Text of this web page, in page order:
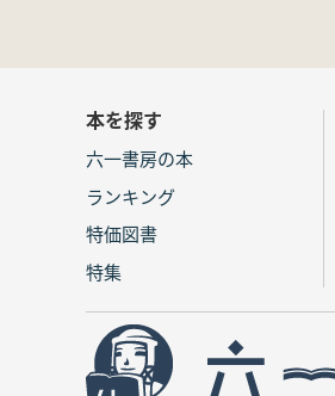
本を探す
六一書房の本
ランキング
特価図書
特集